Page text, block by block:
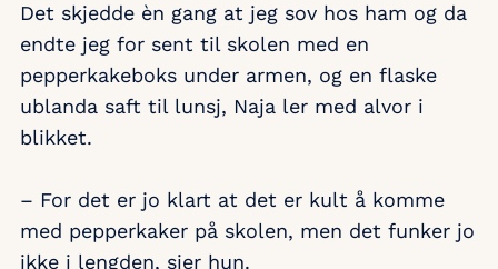
Det skjedde èn gang at jeg sov hos ham og da
endte jeg for sent til skolen med en
pepperkakeboks under armen, og en flaske
ublanda saft til lunsj, Naja ler med alvor i
blikket.
– For det er jo klart at det er kult å komme
med pepperkaker på skolen, men det funker jo
ikke i lengden, sier hun.